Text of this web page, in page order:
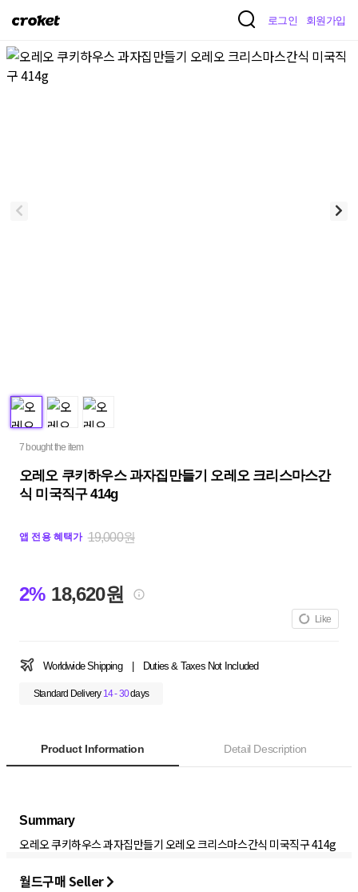
크
켓
로그인 회원가입
7 bought the item
오레오 쿠키하우스 과자집만들기 오레오 크리스마스간
식 미국직구 414g
앱 전용 혜택가 19,000원
2% 18,620원
Like
Worldwide Shipping Duties & Taxes Not Included
Standard Delivery 14 - 30days
Product Information Detail Description
Summary
오레오 쿠키하우스 과자집만들기 오레오 크리스마스간식 미국직구 414g
월드구매 Seller